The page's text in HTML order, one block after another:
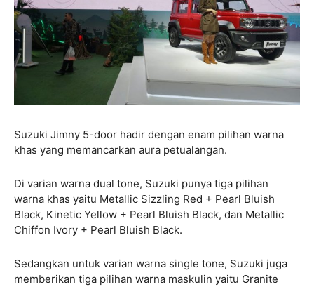
Suzuki Jimny 5-door hadir dengan enam pilihan warna
khas yang memancarkan aura petualangan.
Di varian warna dual tone, Suzuki punya tiga pilihan
warna khas yaitu Metallic Sizzling Red + Pearl Bluish
Black, Kinetic Yellow + Pearl Bluish Black, dan Metallic
Chiffon Ivory + Pearl Bluish Black.
Sedangkan untuk varian warna single tone, Suzuki juga
memberikan tiga pilihan warna maskulin yaitu Granite